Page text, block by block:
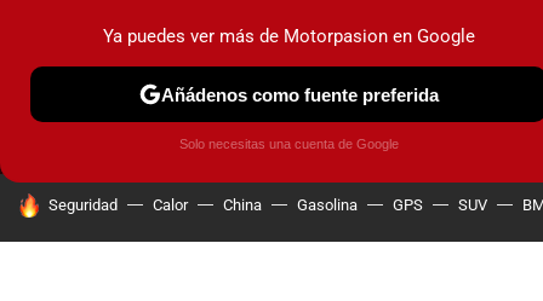
MENÚ NUEVO
COCHES ELÉCTRICOS OBSERVATORIO
HOY SE HABLA DE
Seguridad Calor China Gasolina GPS SUV
Ya puedes ver más de Motorpasion en Google
Añádenos como fuente preferida
Solo necesitas una cuenta de Google